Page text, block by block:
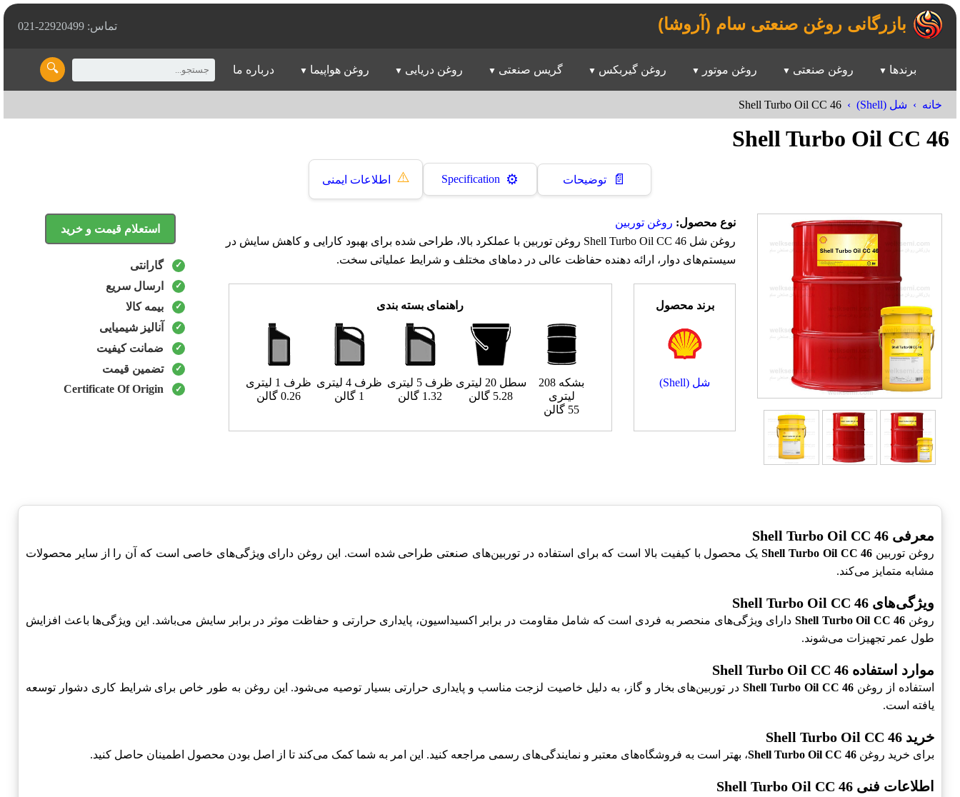
بازرگانی روغن صنعتی سام (آروشا) تماس: 22920499-021
🔍 برندها روغن صنعتی روغن موتور روغن گیربکس گریس صنعتی روغن دریایی روغن هواپیما درباره ما
خانه شل (Shell) Shell Turbo Oil CC 46
Shell Turbo Oil CC 46
📄 توضیحات ⚙️
Specification
⚠️ اطلاعات ایمنی
نوع محصول: روغن توربین
روغن شل Shell Turbo Oil CC 46 روغن توربین با عملکرد بالا، طراحی شده برای بهبود کارایی و کاهش سایش در
سیستم‌های دوار، ارائه دهنده حفاظت عالی در دماهای مختلف و شرایط عملیاتی سخت.
برند محصول
شل (Shell)
راهنمای بسته بندی
بشکه 208
لیتری
55 گالن
سطل 20 لیتری
5.28 گالن
ظرف 5 لیتری
1.32 گالن
ظرف 4 لیتری
1 گالن
ظرف 1 لیتری
0.26 گالن
استعلام قیمت و خرید
گارانتی
ارسال سریع
بیمه کالا
آنالیز شیمیایی
ضمانت کیفیت
تضمین قیمت
Certificate Of Origin
معرفی Shell Turbo Oil CC 46
روغن توربین Shell Turbo Oil CC 46یک محصول با کیفیت بالا است که برای استفاده در توربین‌های صنعتی طراحی شده است. این روغن دارای ویژگی‌های خاصی است که آن را از سایر محصولات
مشابه متمایز می‌کند.
ویژگی‌های Shell Turbo Oil CC 46
روغن Shell Turbo Oil CC 46 دارای ویژگی‌های منحصر به فردی است که شامل مقاومت در برابر اکسیداسیون، پایداری حرارتی و حفاظت موثر در برابر سایش می‌باشد. این ویژگی‌ها باعث افزایش
طول عمر تجهیزات می‌شوند.
موارد استفاده Shell Turbo Oil CC 46
استفاده از روغن Shell Turbo Oil CC 46در توربین‌های بخار و گاز، به دلیل خاصیت لزجت مناسب و پایداری حرارتی بسیار توصیه می‌شود. این روغن به طور خاص برای شرایط کاری دشوار توسعه
یافته است.
خرید Shell Turbo Oil CC 46
برای خرید روغن Shell Turbo Oil CC 46، بهتر است به فروشگاه‌های معتبر و نمایندگی‌های رسمی مراجعه کنید. این امر به شما کمک می‌کند تا از اصل بودن محصول اطمینان حاصل کنید.
اطلاعات فنی Shell Turbo Oil CC 46